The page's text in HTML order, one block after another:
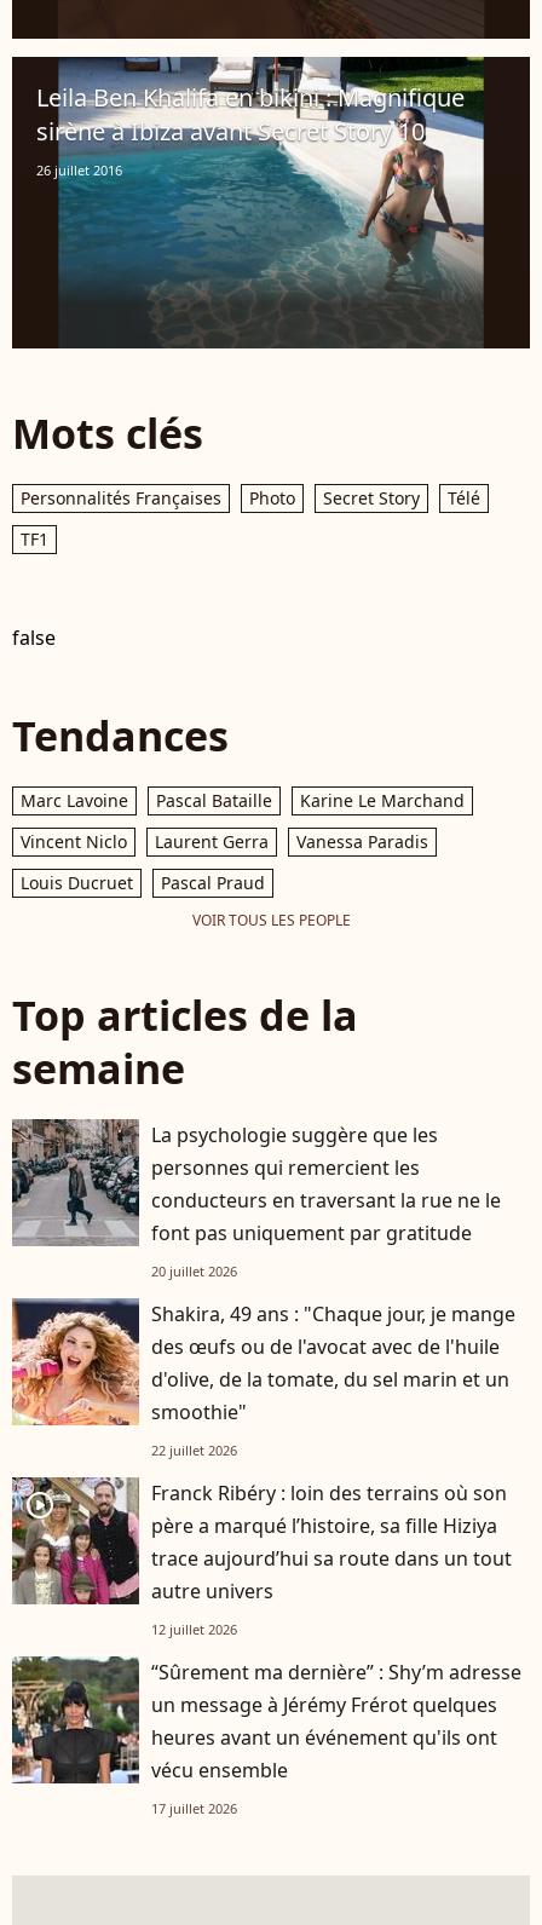
Leila Ben Khalifa en bikini : Magnifique
sirène à Ibiza avant Secret Story 10
26 juillet 2016
Mots clés
Personnalités Françaises Photo Secret Story
Télé
TF1
false
Tendances
Marc Lavoine Pascal Bataille
Karine Le Marchand
Vincent Niclo
Laurent Gerra
Vanessa Paradis
Louis Ducruet
Pascal Praud
VOIR TOUS LES PEOPLE
Top articles de la
semaine
La psychologie suggère que les
personnes qui remercient les
conducteurs en traversant la rue ne le
font pas uniquement par gratitude
20 juillet 2026
Shakira, 49 ans : "Chaque jour, je mange
des œufs ou de l'avocat avec de l'huile
d'olive, de la tomate, du sel marin et un
smoothie"
22 juillet 2026
player2
Franck Ribéry : loin des terrains où son
père a marqué l’histoire, sa fille Hiziya
trace aujourd’hui sa route dans un tout
autre univers
12 juillet 2026
“Sûrement ma dernière” : Shy’m adresse
un message à Jérémy Frérot quelques
heures avant un événement qu'ils ont
vécu ensemble
17 juillet 2026